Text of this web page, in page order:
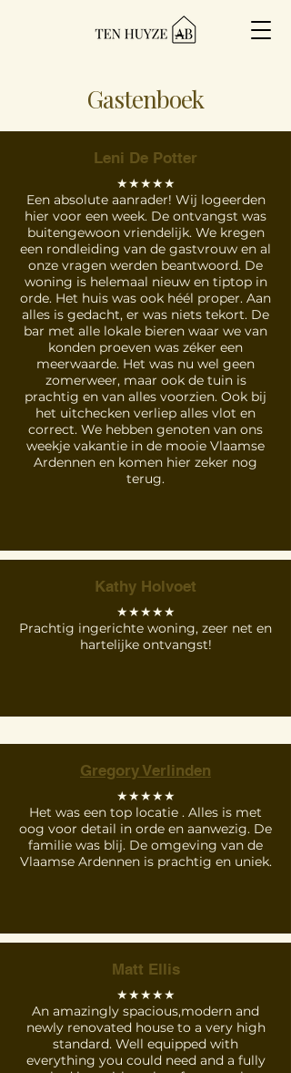
Gastenboek
Leni De Potter
★★★★★
Een absolute aanrader! Wij logeerden
hier voor een week. De ontvangst was
buitengewoon vriendelijk. We kregen
een rondleiding van de gastvrouw en al
onze vragen werden beantwoord. De
woning is helemaal nieuw en tiptop in
orde. Het huis was ook héél proper. Aan
alles is gedacht, er was niets tekort. De
bar met alle lokale bieren waar we van
konden proeven was zéker een
meerwaarde. Het was nu wel geen
zomerweer, maar ook de tuin is
prachtig en van alles voorzien. Ook bij
het uitchecken verliep alles vlot en
correct. We hebben genoten van ons
weekje vakantie in de mooie Vlaamse
Ardennen en komen hier zeker nog
terug.
Kathy Holvoet
★★★★★
Prachtig ingerichte woning, zeer net en
hartelijke ontvangst!
Gregory Verlinden
★★★★★
Het was een top locatie . Alles is met
oog voor detail in orde en aanwezig. De
familie was blij. De omgeving van de
Vlaamse Ardennen is prachtig en uniek.
Matt Ellis
★★★★★
An amazingly spacious,modern and
newly renovated house to a very high
standard. Well equipped with
everything you could need and a fully